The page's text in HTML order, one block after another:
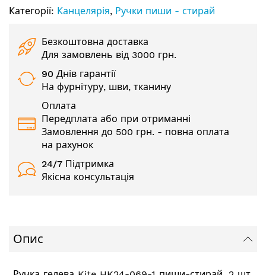
Категорії: Канцелярія, Ручки пиши - стирай
Безкоштовна доставка
Для замовлень від 3000 грн.
90 Днів гарантії
На фурнітуру, шви, тканину
Оплата
Передплата або при отриманні
Замовлення до 500 грн. - повна оплата
на рахунок
24/7 Підтримка
Якісна консультація
Опис